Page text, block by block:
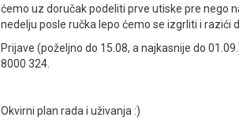
ćemo uz doručak podeliti prve utiske pre nego
nedelju posle ručka lepo ćemo se izgrliti i razići
Prijave (poželjno do 15.08, a najkasnije do
8000 324.
Okvirni plan rada i uživanja :)